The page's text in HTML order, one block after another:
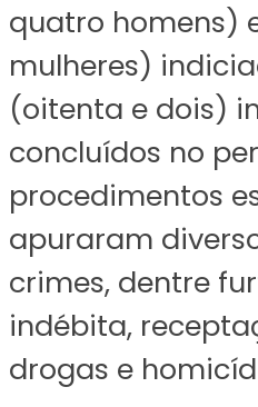
quatro homens)
mulheres)
(oitenta e dois)
concluídos no
procedimentos
apuraram
crimes, dentre
indébita,
drogas e